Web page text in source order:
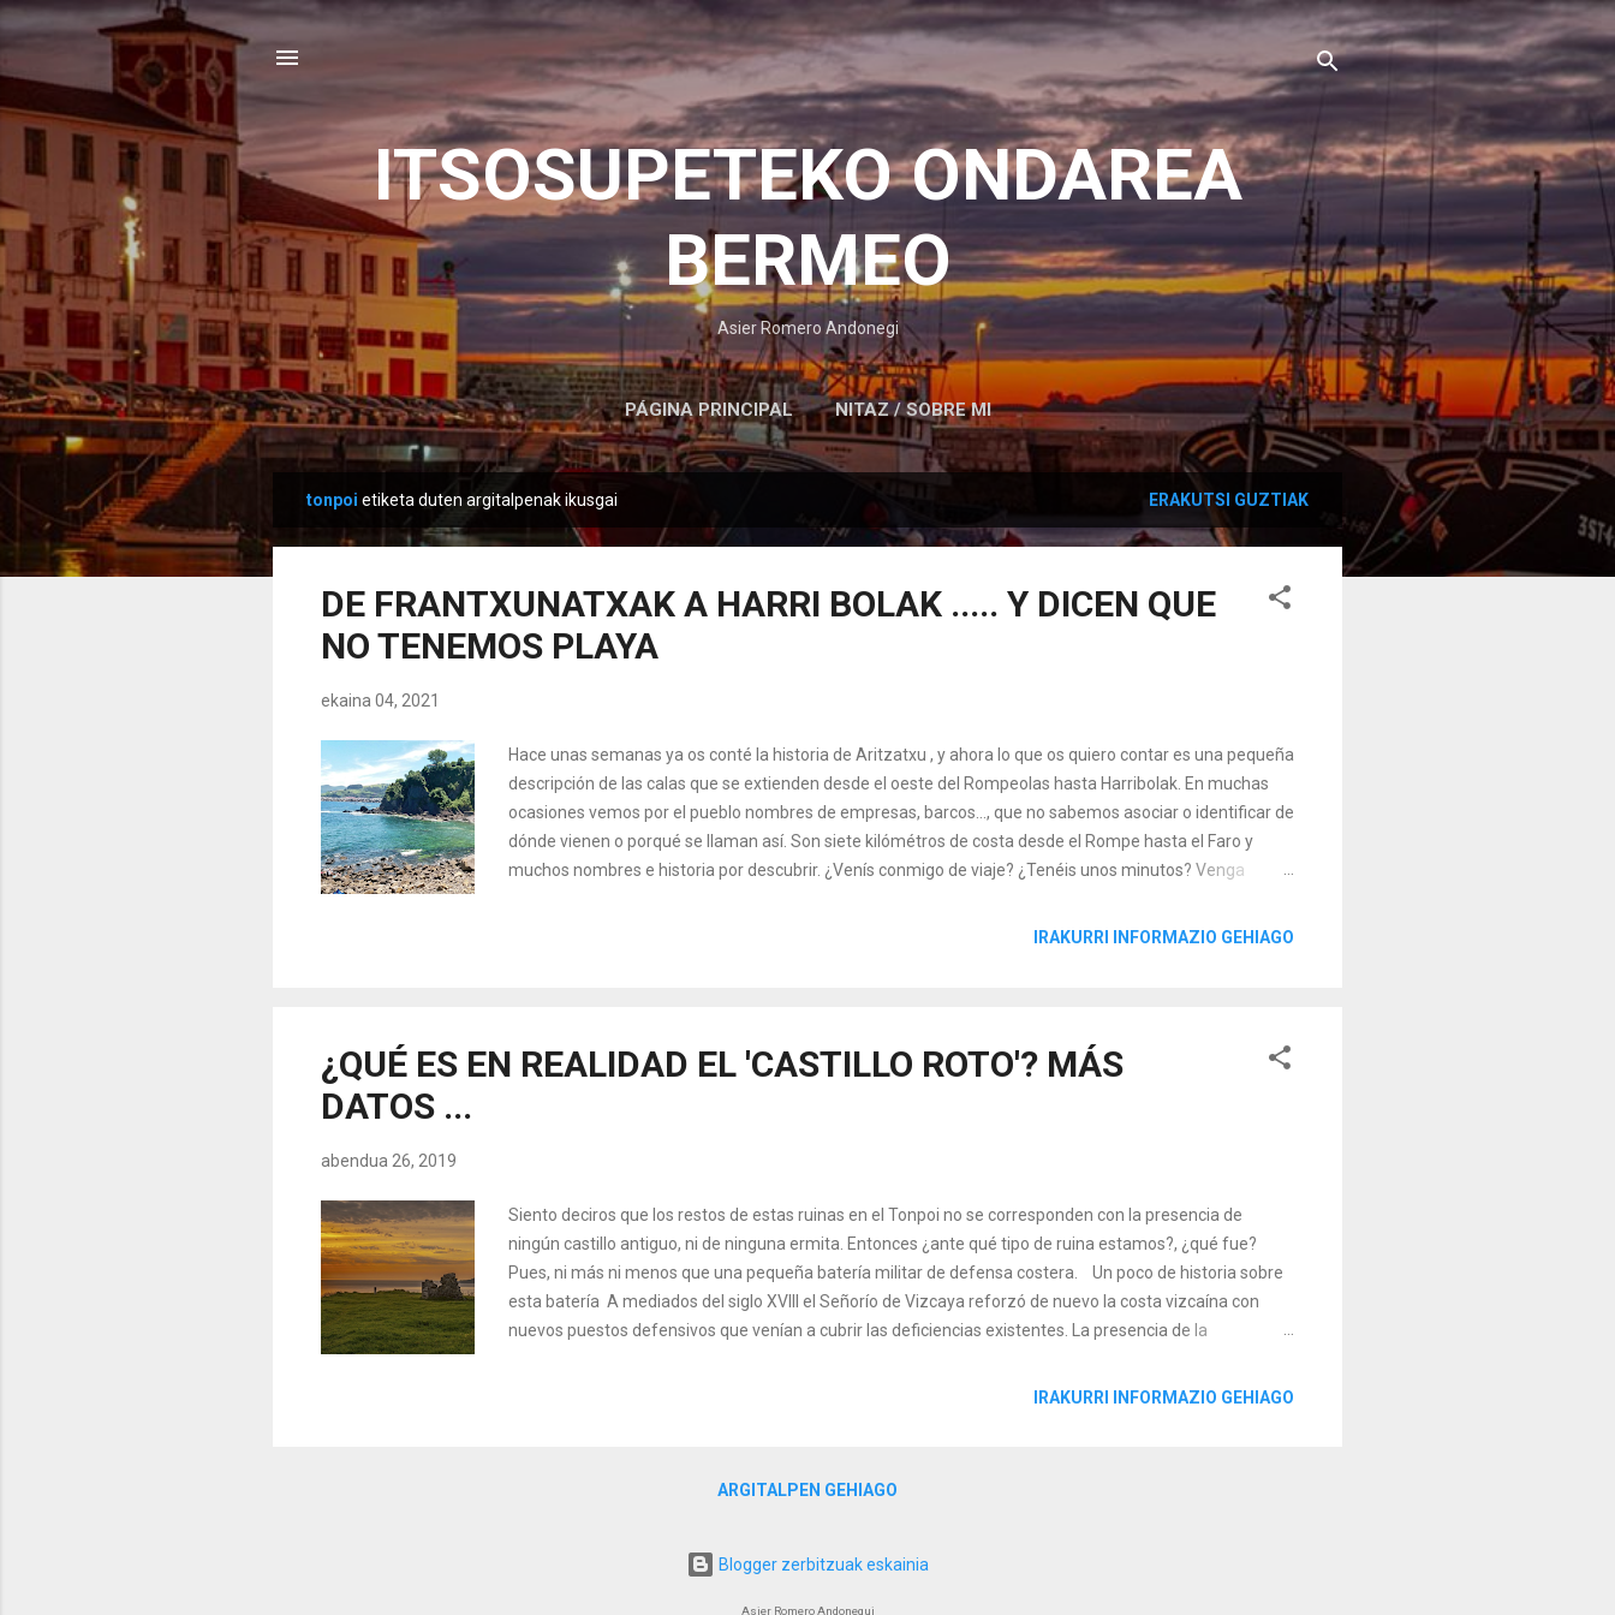
Saltatu eta joan eduki nagusira
ITSOSUPETEKO ONDAREA
BERMEO
Asier Romero Andonegi
PÁGINA PRINCIPAL NITAZ / SOBRE MI
e
tonpoi etiketa duten argitalpenak ikusgai ERAKUTSI GUZTIAK
DE FRANTXUNATXAK A HARRI BOLAK ..... Y DICEN QUE
NO TENEMOS PLAYA
ekaina 04, 2021
Hace unas semanas ya os conté la historia de Aritzatxu , y ahora lo que os quiero contar es una pequeña
descripción de las calas que se extienden desde el oeste del Rompeolas hasta Harribolak. En muchas
ocasiones vemos por el pueblo nombres de empresas, barcos..., que no sabemos asociar o identificar de
dónde vienen o porqué se llaman así. Son siete kilómétros de costa desde el Rompe hasta el Faro y
muchos nombres e historia por descubrir. ¿Venís conmigo de viaje? ¿Tenéis unos minutos? Venga
desde Landatxu hasta Santa Klara se denominó desde el siglo XVIII, ' Peñas de Santaclara o
IRAKURRI INFORMAZIO GEHIAGO
¿QUÉ ES EN REALIDAD EL 'CASTILLO ROTO'? MÁS
DATOS ...
abendua 26, 2019
Siento deciros que los restos de estas ruinas en el Tonpoi no se corresponden con la presencia de
ningún castillo antiguo, ni de ninguna ermita. Entonces ¿ante qué tipo de ruina estamos?, ¿qué fue?
Pues, ni más ni menos que una pequeña batería militar de defensa costera. Un poco de historia sobre
esta batería A mediados del siglo XVIII el Señorío de Vizcaya reforzó de nuevo la costa vizcaína con
nuevos puestos defensivos que venían a cubrir las deficiencias existentes. La presencia de la
Austriaca obligó al Señorío a fortalecer la costa con más puestos militares. En este contexto, entre
IRAKURRI INFORMAZIO GEHIAGO
ARGITALPEN GEHIAGO
Blogger zerbitzuak eskainia
Asier Romero Andonegui